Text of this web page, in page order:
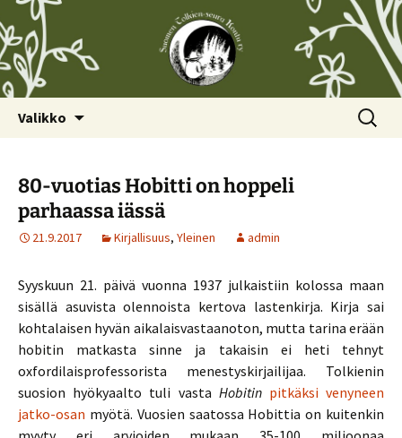
Valikko Haku:
80-vuotias Hobitti on hoppeli
parhaassa iässä
21.9.2017 Kirjallisuus, Yleinen admin
Syyskuun 21. päivä vuonna 1937 julkaistiin kolossa maan
sisällä asuvista olennoista kertova lastenkirja. Kirja sai
kohtalaisen hyvän aikalaisvastaanoton, mutta tarina erään
hobitin matkasta sinne ja takaisin ei heti tehnyt
oxfordilaisprofessorista menestyskirjailijaa. Tolkienin
suosion hyökyaalto tuli vasta Hobitin pitkäksi venyneen
jatko-osan myötä. Vuosien saatossa Hobittia on kuitenkin